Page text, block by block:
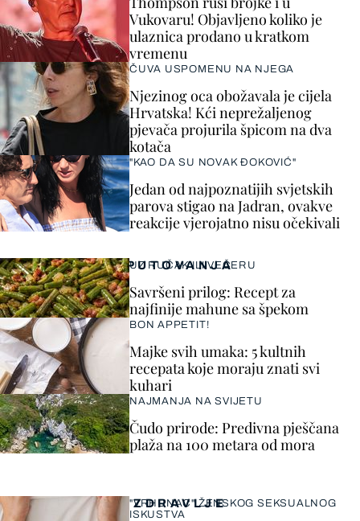
Vukovaru! Objavljeno koliko je
ulaznica prodano u kratkom
vremenu
ČUVA USPOMENU NA NJEGA
Njezinog oca obožavala je cijela
Hrvatska! Kći neprežaljenog
pjevača projurila špicom na dva
kotača
"KAO DA SU NOVAK ĐOKOVIĆ"
Jedan od najpoznatijih svjetskih
parova stigao na Jadran, ovakve
reakcije vjerojatno nisu očekivali
ZDRAVLJE
"VRHUNAC" ŽENSKOG SEKSUALNOG
ISKUSTVA
PUTOVANJA
UZ RUČAK ILI VEČERU
Savršeni prilog: Recept za
najfinije mahune sa špekom
BON APPETIT!
Majke svih umaka: 5 kultnih
recepata koje moraju znati svi
kuhari
NAJMANJA NA SVIJETU
Čudo prirode: Predivna pješčana
plaža na 100 metara od mora